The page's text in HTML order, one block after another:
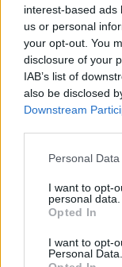
interest-based ads
us or personal
your opt-out. You
disclosure of your
IAB’s list of
also be disclosed
Downstream
Personal
I want to opt-
personal data.
Opted In
I want to opt-
Personal Data.